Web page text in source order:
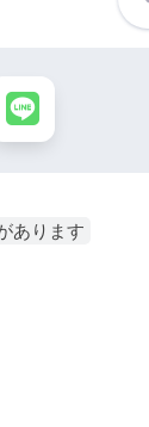
あります